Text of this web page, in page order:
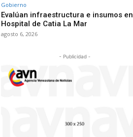
Gobierno
Evalúan infraestructura e insumos en
Hospital de Catia La Mar
agosto 6, 2026
- Publicidad -